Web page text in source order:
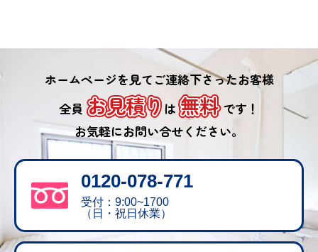
ホームページを見てご連絡下さったお客様
全員 お見積り は 無料 です！
お気軽にお問い合せください。
0120-078-771
受付：9:00~1700
（日・祝日休業）